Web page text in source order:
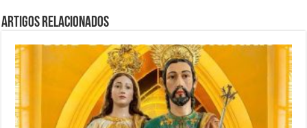
Artigos Relacionados